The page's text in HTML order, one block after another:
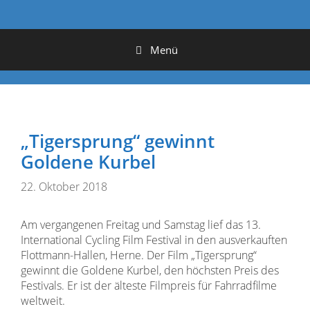
Menü
„Tigersprung“ gewinnt
Goldene Kurbel
22. Oktober 2018
Am vergangenen Freitag und Samstag lief das 13.
International Cycling Film Festival in den ausverkauften
Flottmann-Hallen, Herne. Der Film „Tigersprung“
gewinnt die Goldene Kurbel, den höchsten Preis des
Festivals. Er ist der älteste Filmpreis für Fahrradfilme
weltweit.